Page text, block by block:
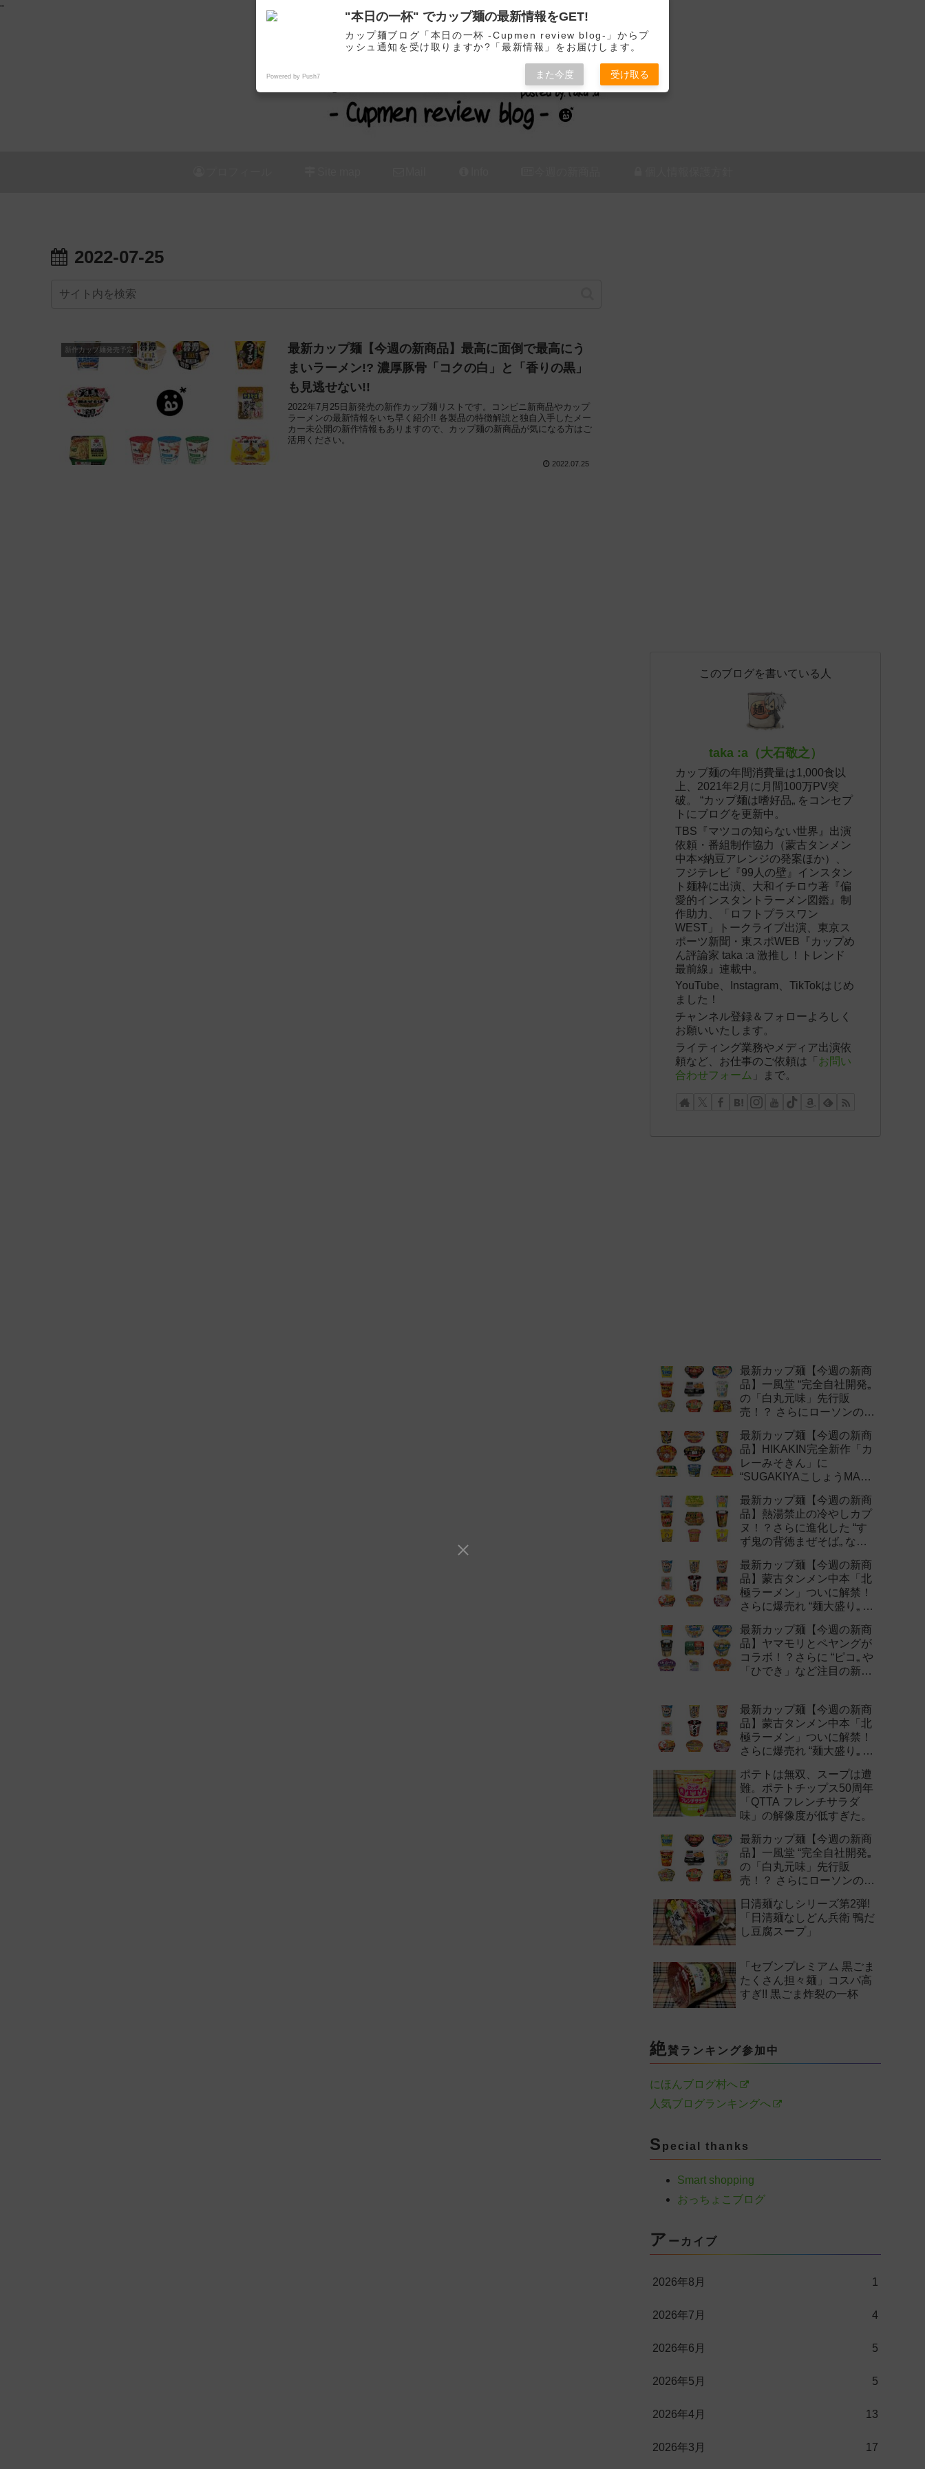
"
カップ麺の新商品をレビュー / アレンジするブログ
2022-07-25
新作カップ麺発売予定
最新カップ麺【今週の新商品】最高に面倒で最高にう
まいラーメン!? 濃厚豚骨「コクの白」と「香りの黒」
も見逃せない!!
2022年7月25日新発売の新作カップ麺リストです。コンビニ新商品やカップ
ラーメンの最新情報をいち早く紹介!! 各製品の特徴解説と独自入手したメー
カー未公開の新作情報もありますので、カップ麺の新商品が気になる方はご
活用ください。
2022.07.25
このブログを書いている人
taka :a（大石敬之）
カップ麺の年間消費量は1,000食以
上、2021年2月に月間100万PV突
破。 “カップ麺は嗜好品„ をコンセプ
トにブログを更新中。
TBS『マツコの知らない世界』出演
依頼・番組制作協力（蒙古タンメン
中本×納豆アレンジの発案ほか）、
フジテレビ『99人の壁』インスタン
ト麺枠に出演、大和イチロウ著『偏
愛的インスタントラーメン図鑑』制
作助力、「ロフトプラスワン
WEST」トークライブ出演、東京ス
ポーツ新聞・東スポWEB『カップめ
ん評論家 taka :a 激推し！トレンド
最前線』連載中。
YouTube、Instagram、TikTokはじめ
ました！
チャンネル登録＆フォローよろしく
お願いいたします。
ライティング業務やメディア出演依
頼など、お仕事のご依頼は「 お問い
合わせフォーム 」まで。
最新カップ麺【今週の新商
品】一風堂 “完全自社開発„
の「白丸元味」先行販
売！？ さらにローソンの激
新作まとめ！
最新カップ麺【今週の新商
品】HIKAKIN完全新作「カ
レーみそきん」に
“SUGAKIYAこしょうMAX„
最新カップ麺【今週の新商
品】熱湯禁止の冷やしカプ
ヌ！？さらに進化した “す
ず鬼の背徳まぜそば„ など
最新カップ麺【今週の新商
品】蒙古タンメン中本「北
極ラーメン」ついに解禁！
さらに爆売れ “麺大盛り„ シ
作まとめ！
最新カップ麺【今週の新商
品】ヤマモリとペヤングが
コラボ！？さらに “ピコ„ や
「ひでき」など注目の新作
最新カップ麺【今週の新商
品】蒙古タンメン中本「北
極ラーメン」ついに解禁！
さらに爆売れ “麺大盛り„ シ
作まとめ！
ポテトは無双、スープは遭
難。ポテトチップス50周年
「QTTA フレンチサラダ
味」の解像度が低すぎた。
最新カップ麺【今週の新商
品】一風堂 “完全自社開発„
の「白丸元味」先行販
売！？ さらにローソンの激
新作まとめ！
日清麺なしシリーズ第2弾!
「日清麺なしどん兵衛 鴨だ
し豆腐スープ」
「セブンプレミアム 黒ごま
たくさん担々麺」コスパ高
すぎ!! 黒ごま炸裂の一杯
絶賛ランキング参加中
にほんブログ村へ
人気ブログランキングへ
S pecial thanks
Smart shopping
おっちょこブログ
ア ーカイブ
2026年8月 1
2026年7月 4
2026年6月 5
2026年5月 5
2026年4月 13
2026年3月 17
"本日の一杯" でカップ麺の最新情報をGET!
カップ麺ブログ「本日の一杯 -Cupmen review blog-」からプ
ッシュ通知を受け取りますか?「最新情報」をお届けします。
Powered by Push7 また今度 受け取る